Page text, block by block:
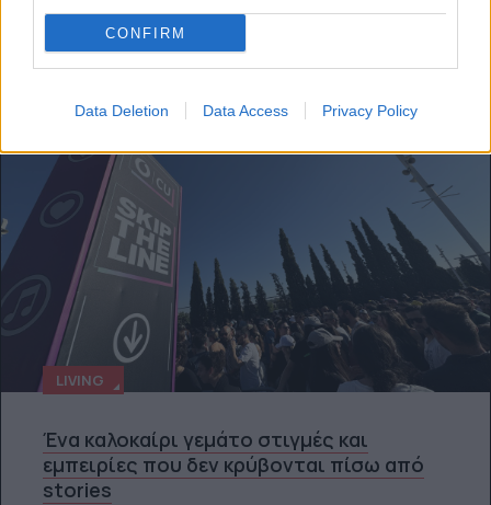
CONFIRM
Data Deletion Data Access Privacy Policy
ΔΙΑΒΆΣΤΕ ΕΠΊΣΗΣ
LIVING
Ένα καλοκαίρι γεμάτο στιγμές και
εμπειρίες που δεν κρύβονται πίσω από
stories